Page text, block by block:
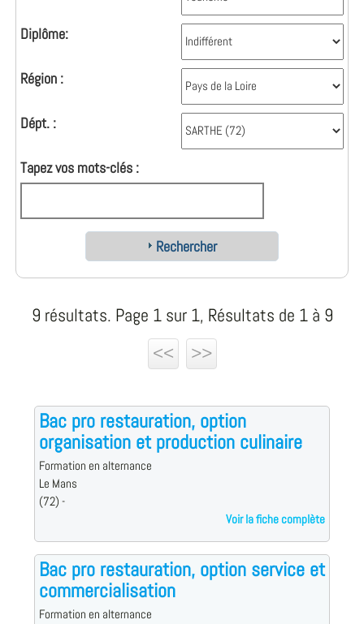
Diplôme:
Région :
Dépt. :
Tapez vos mots-clés :
Rechercher
9 résultats. Page 1 sur 1, Résultats de 1 à 9
<<
>>
Bac pro restauration, option
organisation et production culinaire
Formation en alternance
Le Mans
(72) -
Voir la fiche complète
Bac pro restauration, option service et
commercialisation
Formation en alternance